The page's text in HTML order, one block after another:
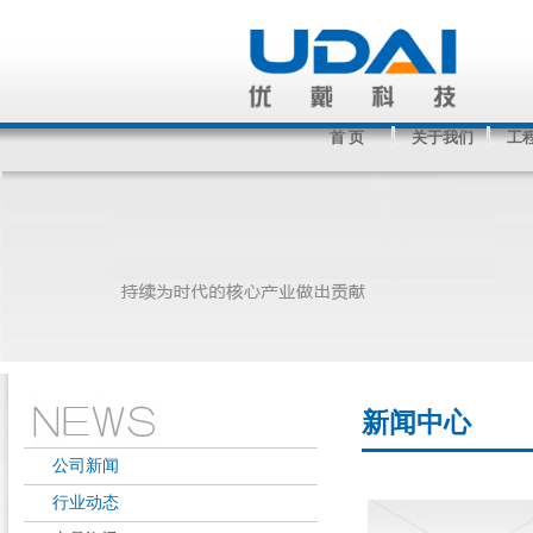
首 页 关于我们 工
公司新闻
行业动态
新闻中心